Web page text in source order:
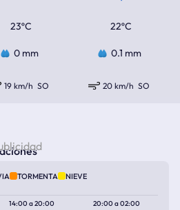
23ºC 22ºC
0 mm 0.1 mm
19 km/h SO 20 km/h SO
TORMENTA NIEVE
14:00a20:00 20:00a02:00